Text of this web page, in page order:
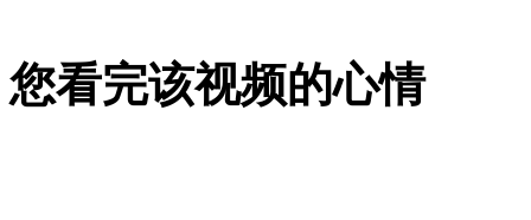
您看完该视频的心情